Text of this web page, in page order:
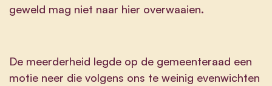
geweld mag niet naar hier overwaaien.
De meerderheid legde op de gemeenteraad een
motie neer die volgens ons te weinig evenwichten